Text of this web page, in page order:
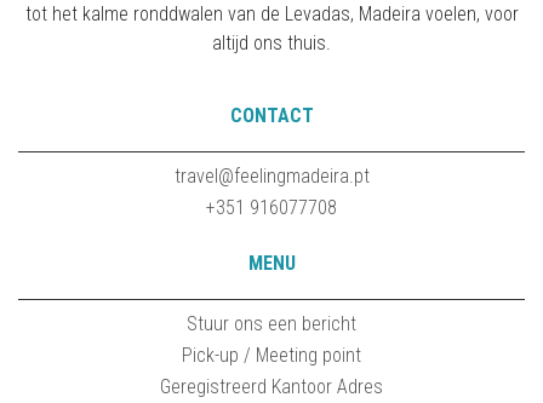
tot het kalme ronddwalen van de Levadas, Madeira voelen, voor
altijd ons thuis.
CONTACT
travel@feelingmadeira.pt
+351 916077708
MENU
Stuur ons een bericht
Pick-up / Meeting point
Geregistreerd Kantoor Adres